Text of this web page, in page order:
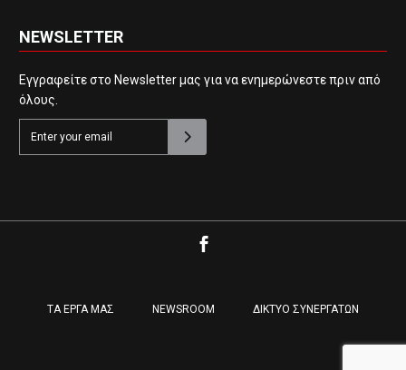
NEWSLETTER
Εγγραφείτε στο Newsletter μας για να ενημερώνεστε πριν από
όλους.
ΤΑ ΕΡΓΑ ΜΑΣ NEWSROOM ΔΙΚΤΥΟ ΣΥΝΕΡΓΑΤΩΝ